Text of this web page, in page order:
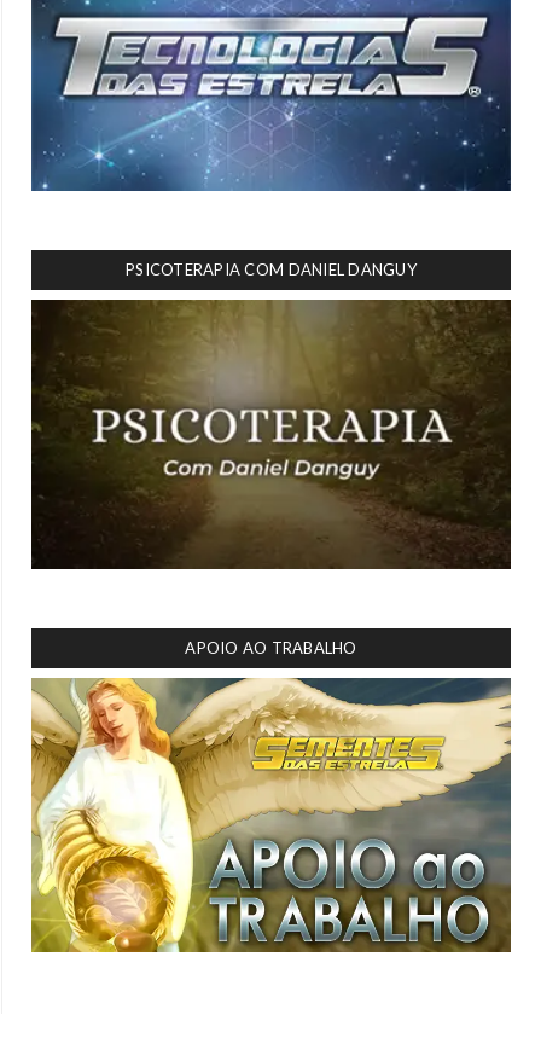
PSICOTERAPIA COM DANIEL DANGUY
APOIO AO TRABALHO